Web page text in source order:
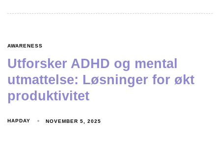
AWARENESS
Utforsker ADHD og mental
utmattelse: Løsninger for økt
produktivitet
HAPDAY NOVEMBER 5, 2025